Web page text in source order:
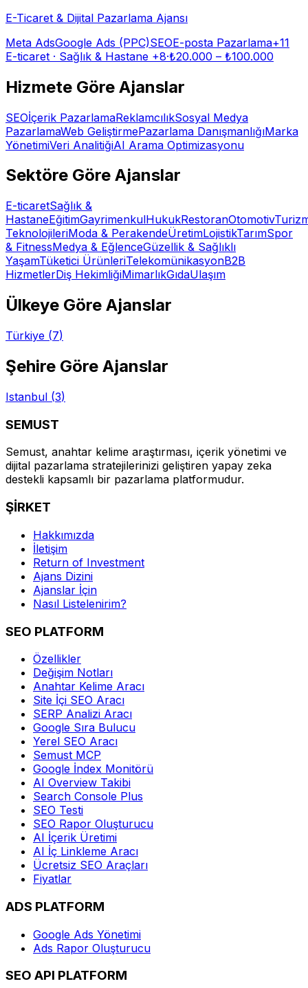
E-Ticaret & Dijital Pazarlama Ajansı
Meta AdsGoogle Ads (PPC)SEOE-posta Pazarlama+11
E-ticaret · Sağlık & Hastane +8·₺20.000 – ₺100.000
Hizmete Göre Ajanslar
SEOİçerik PazarlamaReklamcılıkSosyal Medya
PazarlamaWeb GeliştirmePazarlama DanışmanlığıMarka
YönetimiVeri AnalitiğiAI Arama Optimizasyonu
Sektöre Göre Ajanslar
E-ticaretSağlık &
HastaneEğitimGayrimenkulHukukRestoranOtomotiv
TeknolojileriModa & PerakendeÜretimLojistikTarımSpor
& FitnessMedya & EğlenceGüzellik & Sağlıklı
YaşamTüketici ÜrünleriTelekomünikasyonB2B
HizmetlerDiş HekimliğiMimarlıkGıdaUlaşım
Ülkeye Göre Ajanslar
Türkiye (7)
Şehire Göre Ajanslar
Istanbul (3)
SEMUST
Semust, anahtar kelime araştırması, içerik yönetimi ve
dijital pazarlama stratejilerinizi geliştiren yapay zeka
destekli kapsamlı bir pazarlama platformudur.
ŞİRKET
Hakkımızda
İletişim
Return of Investment
Ajans Dizini
Ajanslar İçin
Nasıl Listelenirim?
SEO PLATFORM
Özellikler
Değişim Notları
Anahtar Kelime Aracı
Site İçi SEO Aracı
SERP Analizi Aracı
Google Sıra Bulucu
Yerel SEO Aracı
Semust MCP
Google İndex Monitörü
AI Overview Takibi
Search Console Plus
SEO Testi
SEO Rapor Oluşturucu
AI İçerik Üretimi
AI İç Linkleme Aracı
Ücretsiz SEO Araçları
Fiyatlar
ADS PLATFORM
Google Ads Yönetimi
Ads Rapor Oluşturucu
SEO API PLATFORM